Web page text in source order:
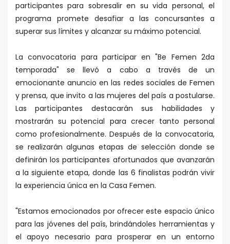
participantes para sobresalir en su vida personal, el
programa promete desafiar a las concursantes a
superar sus límites y alcanzar su máximo potencial.
La convocatoria para participar en "Be Femen 2da
temporada" se llevó a cabo a través de un
emocionante anuncio en las redes sociales de Femen
y prensa, que invito a las mujeres del país a postularse.
Las participantes destacarán sus habilidades y
mostrarán su potencial para crecer tanto personal
como profesionalmente. Después de la convocatoria,
se realizarán algunas etapas de selección donde se
definirán los participantes afortunados que avanzarán
a la siguiente etapa, donde las 6 finalistas podrán vivir
la experiencia única en la Casa Femen.
"Estamos emocionados por ofrecer este espacio único
para las jóvenes del país, brindándoles herramientas y
el apoyo necesario para prosperar en un entorno